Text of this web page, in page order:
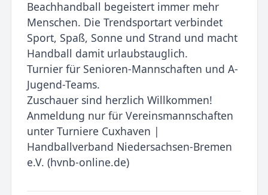
Beachhandball begeistert immer mehr
Menschen. Die Trendsportart verbindet
Sport, Spaß, Sonne und Strand und macht
Handball damit urlaubstauglich.
Turnier für Senioren-Mannschaften und A-
Jugend-Teams.
Zuschauer sind herzlich Willkommen!
Anmeldung nur für Vereinsmannschaften
unter Turniere Cuxhaven |
Handballverband Niedersachsen-Bremen
e.V. (hvnb-online.de)